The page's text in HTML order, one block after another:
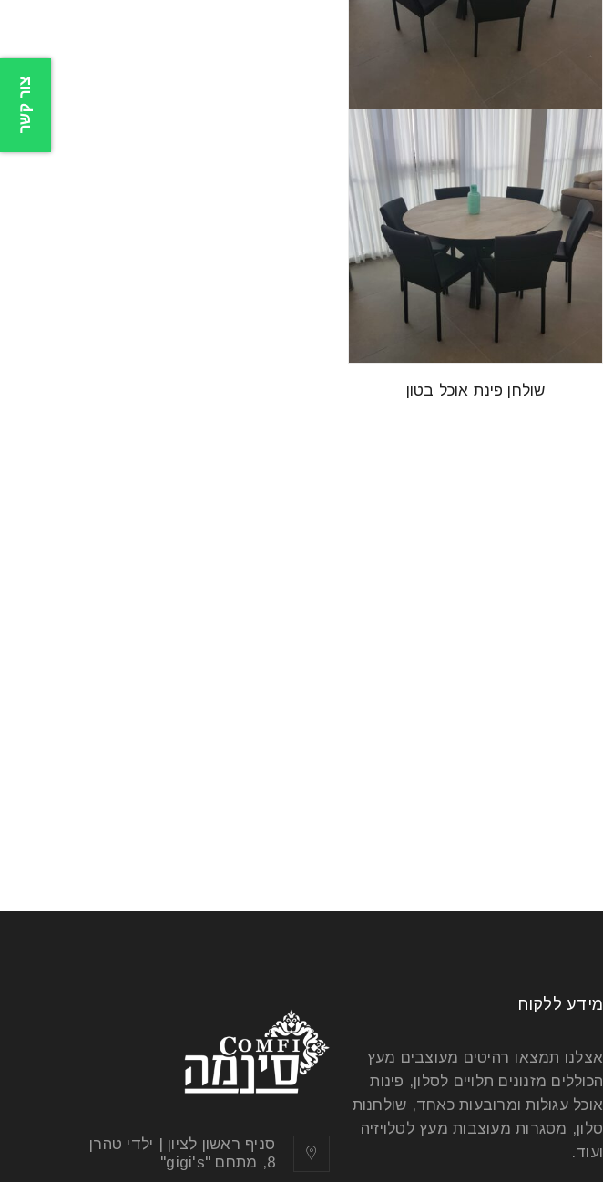
שולחן פינת אוכל בטון
סניף ראשון לציון | ילדי טהרן
8, מתחם "gigi's"
מידע ללקוח
אצלנו תמצאו רהיטים מעוצבים מעץ
הכוללים מזנונים תלויים לסלון, פינות
אוכל עגולות ומרובעות כאחד, שולחנות
סלון, מסגרות מעוצבות מעץ לטלויזיה
ועוד.
צור קשר